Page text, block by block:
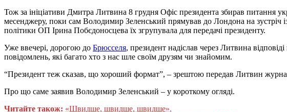
Тож за ініціативи Дмитра Литвина 8 грудня Офіс президента збирав питання
месенджеру, поки сам Володимир Зеленський прямував до Лондона на зустріч
політики ОП Ірина Побєдоносцева їх згрупувала для передачі президенту.
Уже ввечері, дорогою до Брюсселя, президент надіслав через Литвина
повідомлень, які багато хто з нас шле своїм друзям чи знайомим.
“Президент теж сказав, що хороший формат”, – зрештою передав Литвин
Про що саме заявив Володимир Зеленський – у короткому огляді.
Читайте також: «Швидше, швидше, швидше».